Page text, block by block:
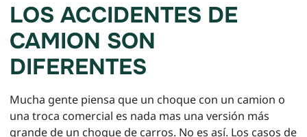
LOS ACCIDENTES DE
CAMION SON
DIFERENTES
Mucha gente piensa que un choque con un camion o
una troca comercial es nada mas una versión más
grande de un choque de carros. No es así. Los casos de